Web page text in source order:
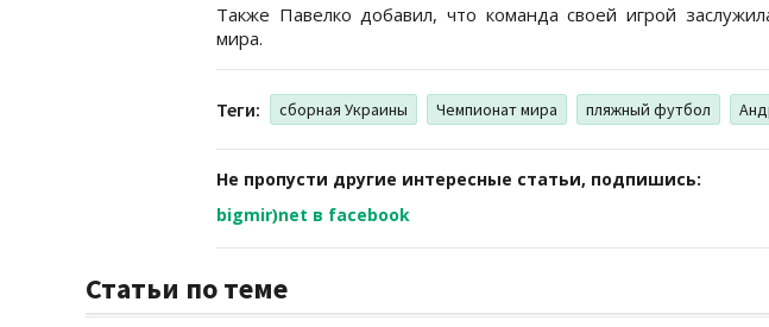
Также Павелко добавил, что команда своей игрой
мира.
Теги: сборная Украины Чемпионат мира пляжный футбол
Не пропусти другие интересные статьи, подпишись:
bigmir)net в facebook
Статьи по теме